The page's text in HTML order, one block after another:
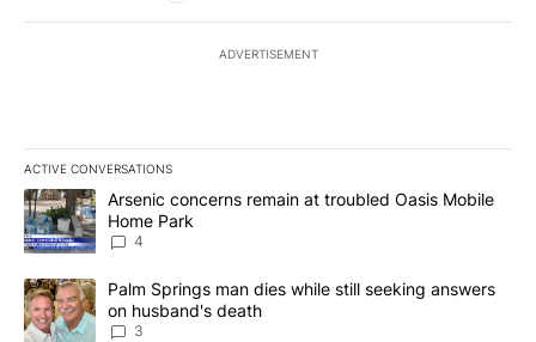
ADVERTISEMENT
ACTIVE CONVERSATIONS
The following is a list of the most commented articles in the last
A trending article titled "Arsenic concerns remain at troubled
Arsenic concerns remain at troubled Oasis Mobile
Home Park
4
A trending article titled "Palm Springs man dies while still
Palm Springs man dies while still seeking answers
on husband's death
3